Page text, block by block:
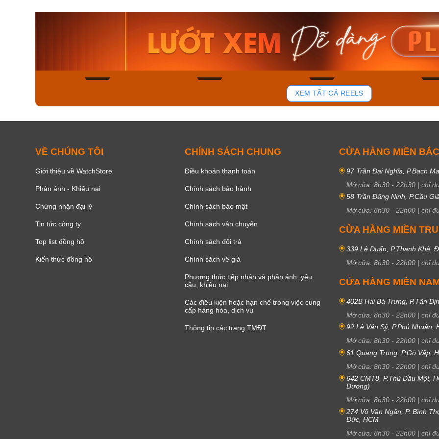
Casio Nam MTS-
115D-1AVDF
2.823.000₫
2.399.550₫
Mua ngay
43
Casio Nam MTS-
RS100L-1AVDF
4.276.000₫
3.634.600₫
Casio
230EL-
Mua
XEM TẤT CẢ REELS
VỀ CHÚNG TÔI
Giới thiệu về WatchStore
Phản ánh - Khiếu nại
Chứng nhận đại lý
Tin tức công ty
Top list đồng hồ
Kiến thức đồng hồ
CHÍNH SÁCH CHUNG
Điều khoản thanh toán
Chính sách bảo hành
Chính sách bảo mật
Chính sách vận chuyển
Chính sách đổi trả
Chính sách về giá
Phương thức tiếp nhận và phản ánh, yêu
cầu, khiêu nại
Các điều kiện hoặc hạn chế trong việc cung
cấp hàng hóa, dịch vụ
Thông tin các trang TMĐT
CỬA HÀNG MIỀN BẮC
97 Trần Đại Nghĩa, P.Bạch
Mở cửa: 8h30 - 22h30 | chỉ
58 Trần Đăng Ninh, P.Cầu
Mở cửa: 8h30 - 22h00 | chỉ
CỬA HÀNG MIỀN
339 Lê Duẩn, P.Thanh Khê,
Mở cửa: 8h30 - 22h00 | chỉ
CỬA HÀNG MIỀN
402B Hai Bà Trưng, P.Tân
Mở cửa: 8h30 - 22h00 | chỉ
92 Lê Văn Sỹ, P.Phú Nhuận,
Mở cửa: 8h30 - 22h00 | chỉ
61 Quang Trung, P.Gò Vấp,
Mở cửa: 8h30 - 22h00 | chỉ
642 CMT8, P.Thủ Dầu Một,
Dương)
Mở cửa: 8h30 - 22h00 | chỉ
274 Võ Văn Ngân, P. Bình
Đức, HCM
Mở cửa: 8h30 - 22h00 | chỉ